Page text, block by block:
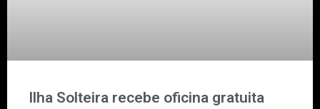
Ilha Solteira recebe oficina gratuita